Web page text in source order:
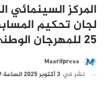
المركز
لجان تحكيم
25 للمهرجان الوطني للفيلم
Maarifpress
نشر في 3 أكتوبر 2025 الساعة 19 و 24 دقيقة